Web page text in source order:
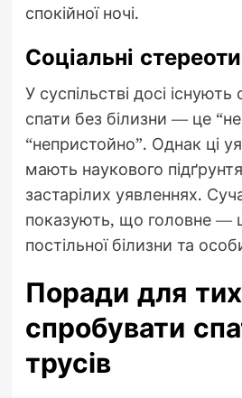
спокійної ночі.
Соціальні
У суспільстві досі
спати без білизни — це
“непристойно”. Однак ці
мають наукового
застарілих уявленнях.
показують, що головне —
постільної білизни та
Поради для
спробувати
трусів